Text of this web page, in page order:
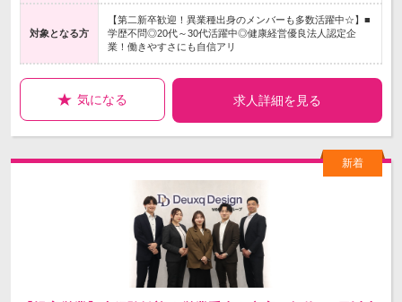
対象となる方
【第二新卒歓迎！異業種出身のメンバーも多数活躍中☆】■
学歴不問◎20代～30代活躍中◎健康経営優良法人認定企
業！働きやすさにも自信アリ
気になる 求人詳細を見る